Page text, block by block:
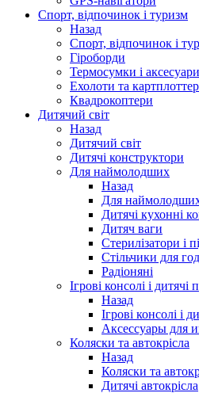
Спорт, відпочинок і туризм
Назад
Спорт, відпочинок і
Гіроборди
Термосумки і аксесуари
Ехолоти та
Квадрокоптери
Дитячий світ
Назад
Дитячий світ
Дитячі конструктори
Для наймолодших
Назад
Для
Дитячі кухонні
Дитяч ваги
Стерилізатори і
Стільчики для
Радіоняні
Ігрові консолі і дитячі
Назад
Ігрові консолі і
Аксессуары для
Коляски та автокрісла
Назад
Коляски та
Дитячі автокрісла